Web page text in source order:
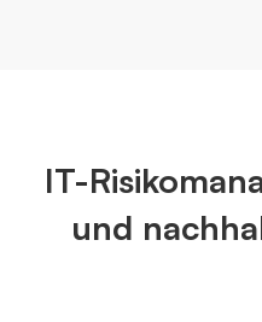
IT-
und